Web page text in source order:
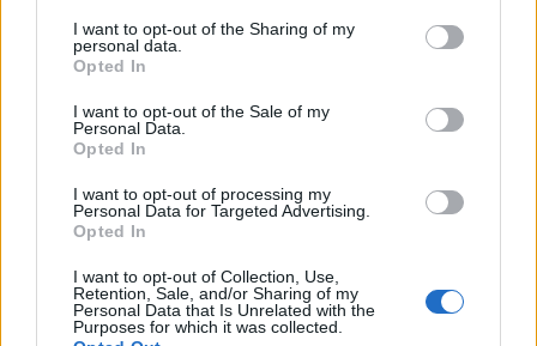
I want to opt-out of the Sharing of my
personal data.
Opted In
I want to opt-out of the Sale of my
Personal Data.
Opted In
I want to opt-out of processing my
Personal Data for Targeted Advertising.
Opted In
I want to opt-out of Collection, Use,
Retention, Sale, and/or Sharing of my
Personal Data that Is Unrelated with the
Purposes for which it was collected.
E R O
L
__ Salinger, escritor norte-americano
D
Amigo do Beto de Vila Sésamo:
Iniciais do apresentador do Jornal da Band em 2021